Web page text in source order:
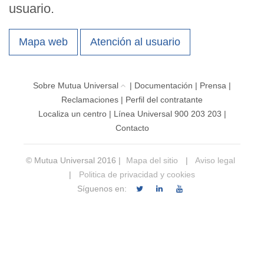
usuario.
Mapa web Atención al usuario
Sobre Mutua Universal | Documentación | Prensa |
Reclamaciones | Perfil del contratante
Localiza un centro| Línea Universal 900 203 203 |
Contacto
© Mutua Universal 2016 | Mapa del sitio |
Aviso legal
|
Politica de privacidad y cookies
Síguenos en: